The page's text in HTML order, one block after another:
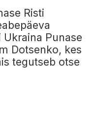
Risti
Punase
Dotsenko, kes
tegutseb otse